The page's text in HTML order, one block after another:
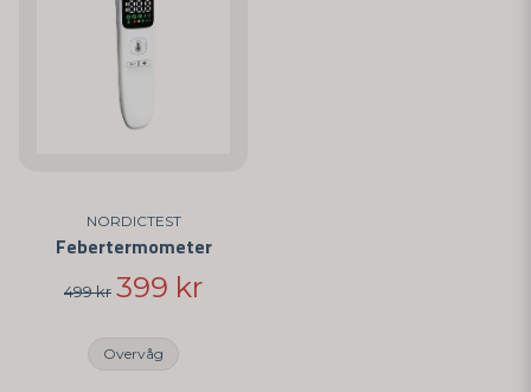
NORDICTEST
Febertermometer
499 kr 399 kr
Overvåg